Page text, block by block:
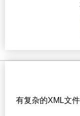
有复杂的XML文